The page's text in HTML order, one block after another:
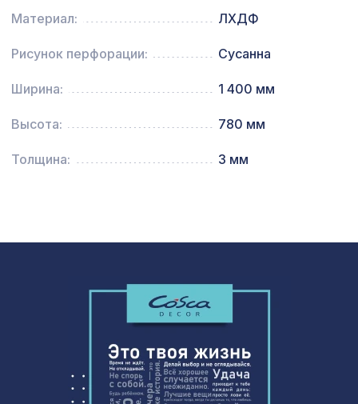
Материал: ЛХДФ
Рисунок перфорации: Сусанна
Ширина: 1 400 мм
Высота: 780 мм
Толщина: 3 мм